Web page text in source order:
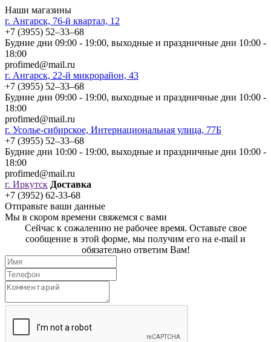
Наши магазины
г. Ангарск, 76-й квартал, 12
+7 (3955) 52‒33‒68
Будние дни 09:00 - 19:00, выходные и праздничные дни 10:00 -
18:00
profimed@mail.ru
г. Ангарск, 22-й микрорайон, 43
+7 (3955) 52‒33‒68
Будние дни 09:00 - 19:00, выходные и праздничные дни 10:00 -
18:00
profimed@mail.ru
г. Усолье-сибирское, Интернациональная улица, 77Б
+7 (3955) 52‒33‒68
Будние дни 10:00 - 19:00, выходные и праздничные дни 10:00 -
18:00
profimed@mail.ru
г. Иркутск Доставка
+7 (3952) 62-33-68
Отправьте ваши данные
Мы в скором времени свяжемся с вами
Сейчас к сожалению не рабочее время. Оставьте свое
сообщение в этой форме, мы получим его на e-mail и
обязательно ответим Вам!